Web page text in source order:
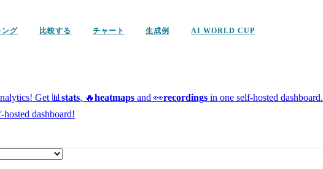
ング 比較する チャート 生成例 AI WORLD CUP
Get 📊 stats, 🔥heatmaps and 👀recordings in one self-hosted dashboard.
dashboard!